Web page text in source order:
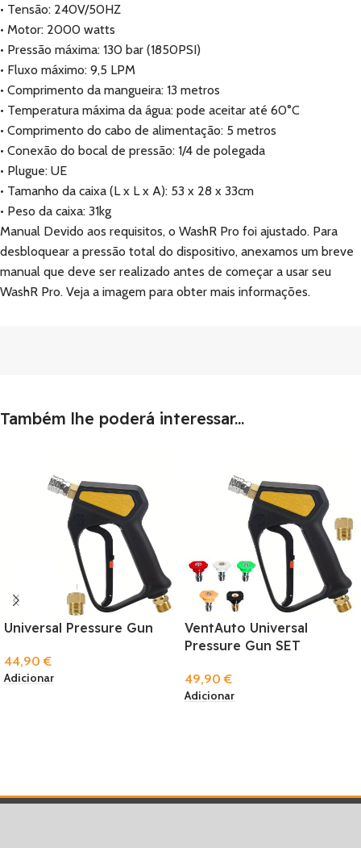
• Tensão: 240V/50HZ
• Motor: 2000 watts
• Pressão máxima: 130 bar (1850PSI)
• Fluxo máximo: 9,5 LPM
• Comprimento da mangueira: 13 metros
• Temperatura máxima da água: pode aceitar até 60°C
• Comprimento do cabo de alimentação: 5 metros
• Conexão do bocal de pressão: 1/4 de polegada
• Plugue: UE
• Tamanho da caixa (L x L x A): 53 x 28 x 33cm
• Peso da caixa: 31kg
Manual Devido aos requisitos, o WashR Pro foi ajustado. Para
desbloquear a pressão total do dispositivo, anexamos um breve
manual que deve ser realizado antes de começar a usar seu
WashR Pro. Veja a imagem para obter mais informações.
Também lhe poderá interessar...
Universal Pressure Gun
44,90€
Adicionar
VentAuto Universal
Pressure Gun SET
49,90€
Adicionar